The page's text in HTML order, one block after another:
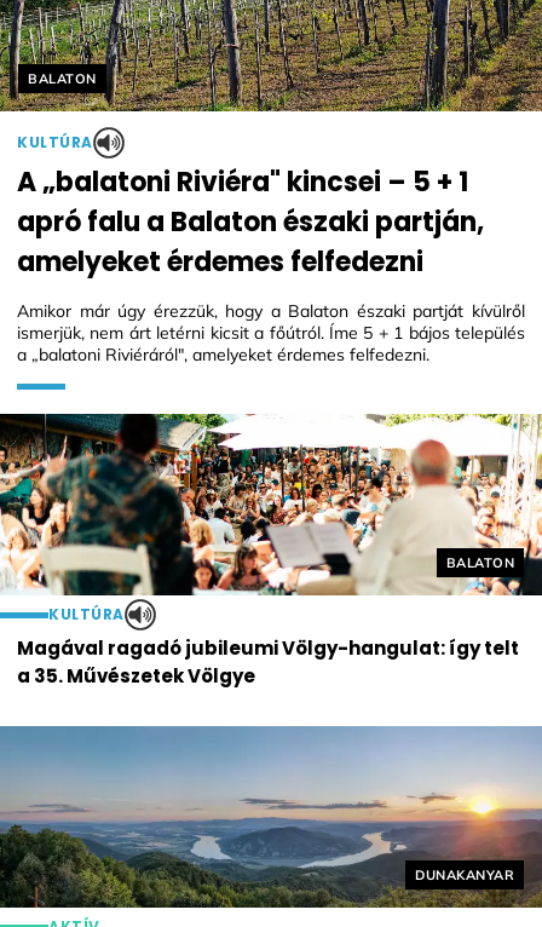
Helyszín
BALATON
KULTÚRA
Magával ragadó jubileumi Völgy-hangulat: így telt
a 35. Művészetek Völgye
Helyszín címkék:
BALATON
KULTÚRA
A „balatoni Riviéra" kincsei – 5 + 1
apró falu a Balaton északi partján,
amelyeket érdemes felfedezni
Amikor már úgy érezzük, hogy a Balaton északi partját kívülről
ismerjük, nem árt letérni kicsit a főútról. Íme 5 + 1 bájos település
a „balatoni Riviéráról", amelyeket érdemes felfedezni.
Helyszín
DUNAKANYAR